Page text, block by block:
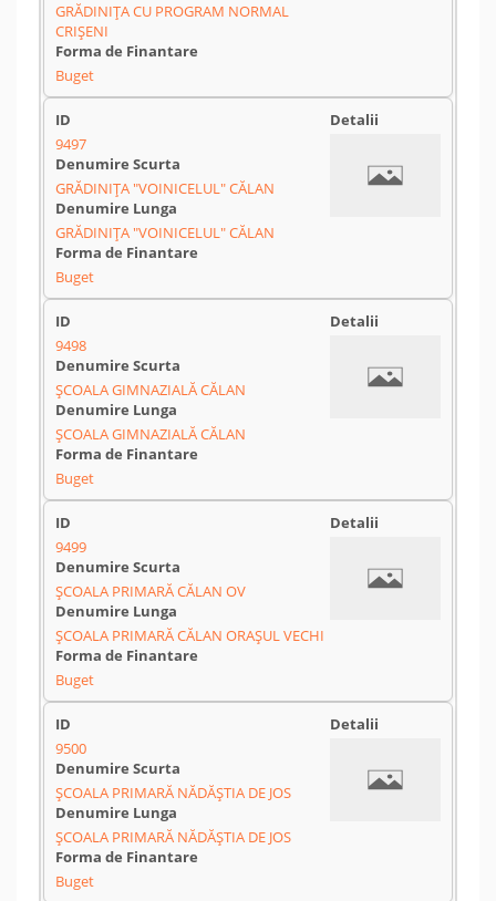
GRĂDINIȚA CU PROGRAM NORMAL
CRIȘENI
Buget
9497
GRĂDINIȚA "VOINICELUL" CĂLAN
GRĂDINIȚA "VOINICELUL" CĂLAN
Buget
9498
ȘCOALA GIMNAZIALĂ CĂLAN
ȘCOALA GIMNAZIALĂ CĂLAN
Buget
9499
ȘCOALA PRIMARĂ CĂLAN OV
ȘCOALA PRIMARĂ CĂLAN ORAȘUL VECHI
Buget
9500
ȘCOALA PRIMARĂ NĂDĂȘTIA DE JOS
ȘCOALA PRIMARĂ NĂDĂȘTIA DE JOS
Buget